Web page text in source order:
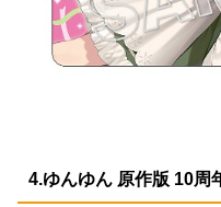
4.ゆんゆん 原作版 10周